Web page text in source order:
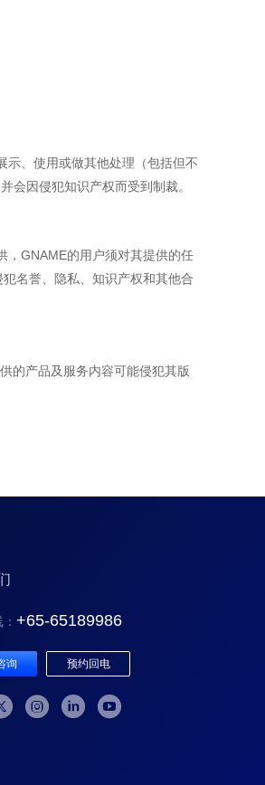
示、使用或做其他处理（包括但不
会因侵犯知识产权而受到制裁。
，GNAME的用户须对其提供的任
名誉、隐私、知识产权和其他合
的产品及服务内容可能侵犯其版
+65-65189986
询 预约回电
  